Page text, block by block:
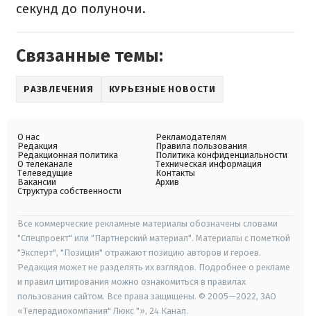
секунд до полуночи.
Связанные темы:
РАЗВЛЕЧЕНИЯ КУРЬЕЗНЫЕ НОВОСТИ
О нас
Редакция
Редакционная политика
О телеканале
Телеведущие
Вакансии
Структура собственности
Рекламодателям
Правила пользования
Политика конфиденциальности
Техническая информация
Контакты
Архив
Все коммерческие рекламные материалы обозначены словами
"Спецпроект" или "Партнерский материал". Материалы с пометкой
"Эксперт", "Позиция" отражают позицию авторов и героев.
Редакция может не разделять их взглядов. Подробнее о рекламе
и правил цитирования можно ознакомиться в правилах
пользования сайтом. Все права защищены. © 2005—2022, ЗАО
«Телерадиокомпания" Люкс "», 24 Канал.